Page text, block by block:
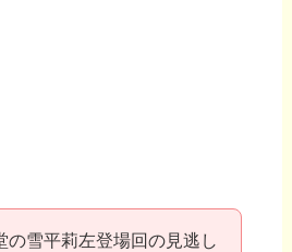
の雪平莉左登場回の見逃し